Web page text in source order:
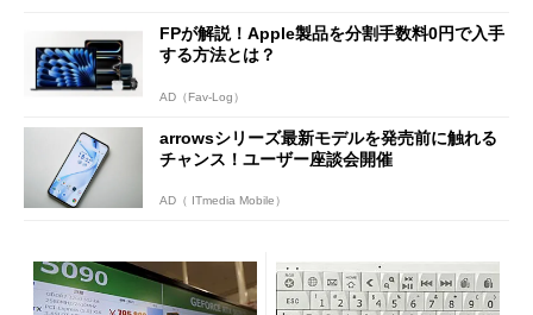
FPが解説！Apple製品を分割手数料0円で入手
する方法とは？
AD（Fav-Log）
arrowsシリーズ最新モデルを発売前に触れる
チャンス！ユーザー座談会開催
AD（ ITmedia Mobile）